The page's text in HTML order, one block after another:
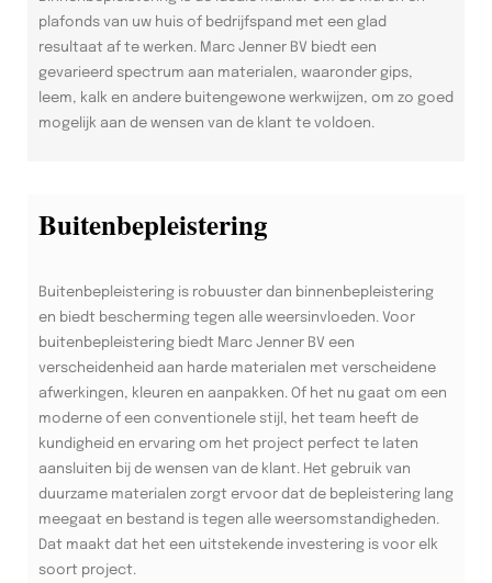
plafonds van uw huis of bedrijfspand met een glad
resultaat af te werken. Marc Jenner BV biedt een
gevarieerd spectrum aan materialen, waaronder gips,
leem, kalk en andere buitengewone werkwijzen, om zo goed
mogelijk aan de wensen van de klant te voldoen.
Buitenbepleistering
Buitenbepleistering is robuuster dan binnenbepleistering
en biedt bescherming tegen alle weersinvloeden. Voor
buitenbepleistering biedt Marc Jenner BV een
verscheidenheid aan harde materialen met verscheidene
afwerkingen, kleuren en aanpakken. Of het nu gaat om een
moderne of een conventionele stijl, het team heeft de
kundigheid en ervaring om het project perfect te laten
aansluiten bij de wensen van de klant. Het gebruik van
duurzame materialen zorgt ervoor dat de bepleistering lang
meegaat en bestand is tegen alle weersomstandigheden.
Dat maakt dat het een uitstekende investering is voor elk
soort project.